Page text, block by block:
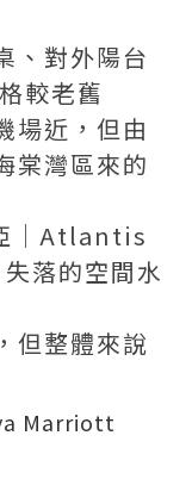
、對外陽台
較老舊
場近，但由
棠灣區來的
｜Atlantis
落的空間水
但整體來說